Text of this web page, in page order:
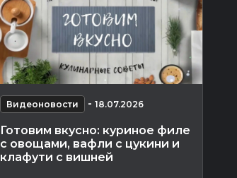
Видеоновости - 18.07.2026
Готовим вкусно: куриное филе
с овощами, вафли с цукини и
клафути с вишней